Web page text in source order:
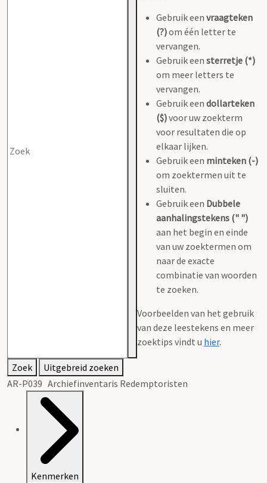
Gebruik een vraagteken
(?)om één letter te
vervangen.
Gebruik een sterretje (*)
om meer letters te
vervangen.
Gebruik een dollarteken
($)voor uw zoekterm
voor resultaten die op
elkaar lijken.
Gebruik een minteken (-)
om zoektermen uit te
sluiten.
Gebruik een Dubbele
aanhalingstekens (" ")
aan het begin en einde
van uw zoektermen om
naar de exacte
combinatie van woorden
te zoeken.
Voorbeelden van het gebruik
van deze leestekens en meer
zoektips vindt u hier.
Zoek
Uitgebreid zoeken
AR-P039 Archiefinventaris Redemptoristen
Kenmerken